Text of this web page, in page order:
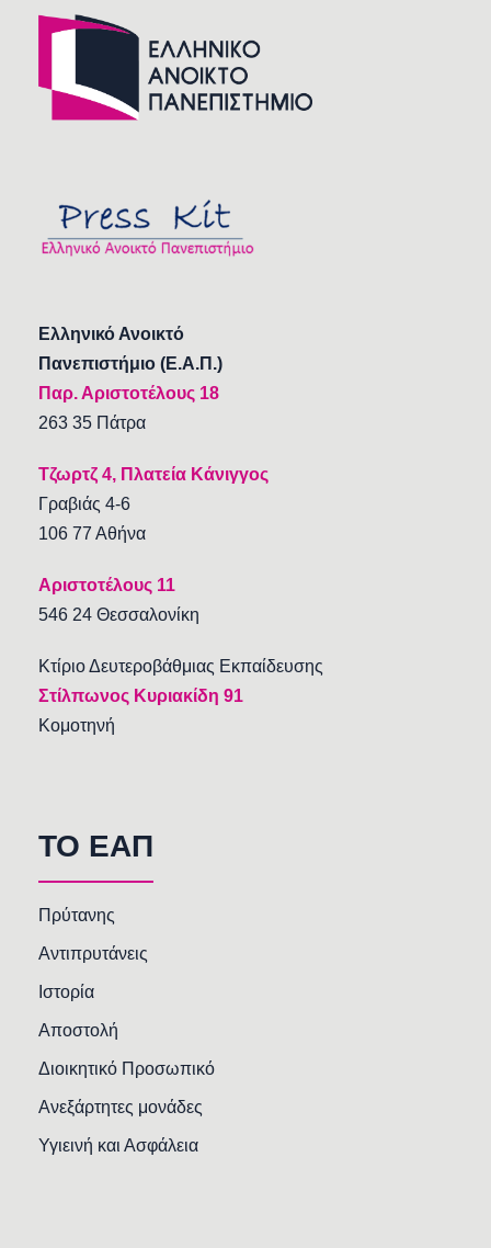
Ελληνικό Ανοικτό
Πανεπιστήμιο (Ε.Α.Π.)
Παρ. Αριστοτέλους 18
263 35 Πάτρα
Τζωρτζ 4, Πλατεία Κάνιγγος
Γραβιάς 4-6
106 77 Αθήνα
Αριστοτέλους 11
546 24 Θεσσαλονίκη
Κτίριο Δευτεροβάθμιας Εκπαίδευσης
Στίλπωνος Κυριακίδη 91
Κομοτηνή
TO EAΠ
Πρύτανης
Αντιπρυτάνεις
Ιστορία
Αποστολή
Διοικητικό Προσωπικό
Ανεξάρτητες μονάδες
Υγιεινή και Ασφάλεια